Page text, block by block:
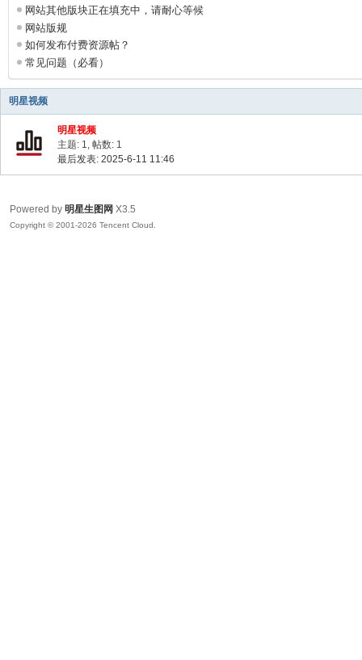
网站其他版块正在填充中，请耐心等候
网站版规
如何发布付费资源帖？
常见问题（必看）
明星视频
明星视频
主题: 1, 帖数: 1
最后发表: 2025-6-11 11:46
Powered by 明星生图网 X3.5
Copyright © 2001-2026 Tencent Cloud.